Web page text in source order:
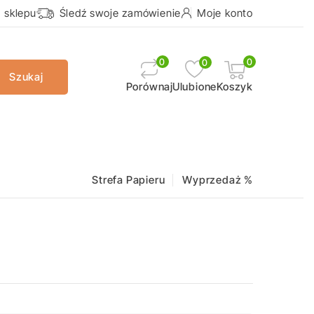
sklepu Śledź swoje zamówienie Moje konto
Szukaj
Porównaj
0
Ulubione
0 0
Koszyk
Strefa Papieru Wyprzedaż %